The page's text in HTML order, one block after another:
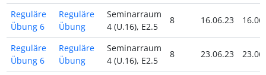
Reguläre
Übung 6
Reguläre
Übung
Seminarraum
4 (U.16), E2.5
8 16.06.23
Reguläre
Übung 6
Reguläre
Übung
Seminarraum
4 (U.16), E2.5
8 23.06.23